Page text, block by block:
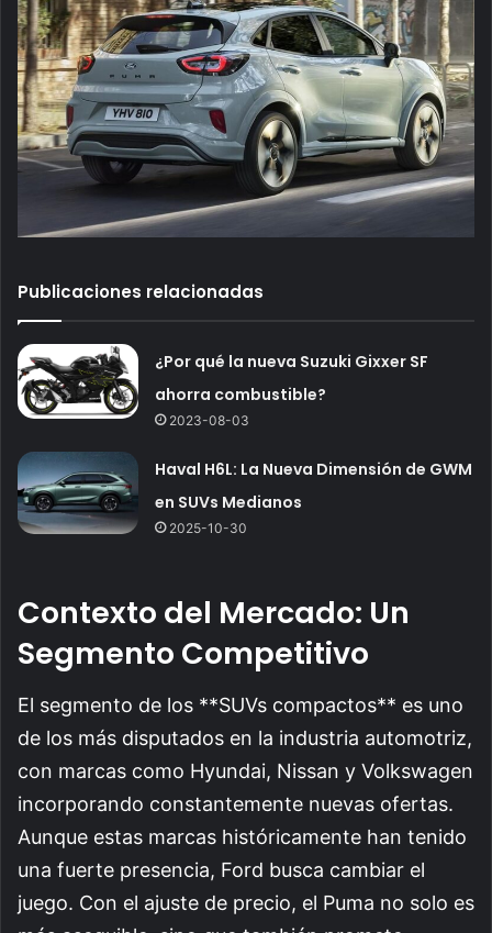
Publicaciones relacionadas
¿Por qué la nueva Suzuki Gixxer SF
ahorra combustible?
2023-08-03
Haval H6L: La Nueva Dimensión de GWM
en SUVs Medianos
2025-10-30
Contexto del Mercado: Un
Segmento Competitivo
El segmento de los **SUVs compactos** es uno
de los más disputados en la industria automotriz,
con marcas como Hyundai, Nissan y Volkswagen
incorporando constantemente nuevas ofertas.
Aunque estas marcas históricamente han tenido
una fuerte presencia, Ford busca cambiar el
juego. Con el ajuste de precio, el Puma no solo es